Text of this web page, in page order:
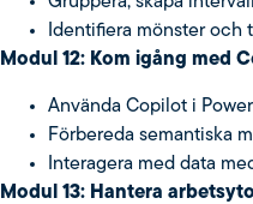
Identifiera mönster och
Modul 12: Kom igång med
Använda Copilot i
Förbereda semantiska
Interagera med data
Modul 13: Hantera